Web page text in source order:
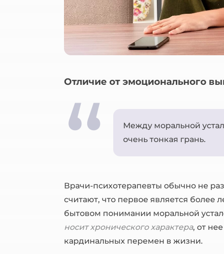
Отличие от эмоционального
Между моральной
очень тонкая грань.
Врачи-психотерапевты обычно не
считают, что первое является более
бытовом понимании моральной
носит хронического характера, от
кардинальных перемен в жизни.